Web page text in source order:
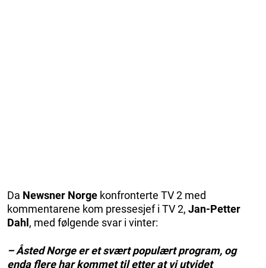
Da Newsner Norge konfronterte TV 2 med
kommentarene kom pressesjef i TV 2, Jan-Petter
Dahl, med følgende svar i vinter:
– Åsted Norge er et svært populært program, og
enda flere har kommet til etter at vi utvidet